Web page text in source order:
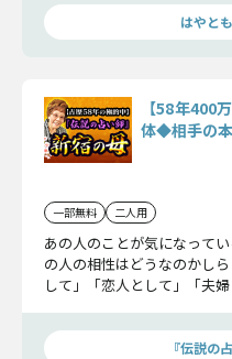
はやと
【58年400
体◆相手の
一部無料 二人用
あの人のことが気になって
の人の相性はどうなのかし
して」「恋人として」「夫
『伝説の